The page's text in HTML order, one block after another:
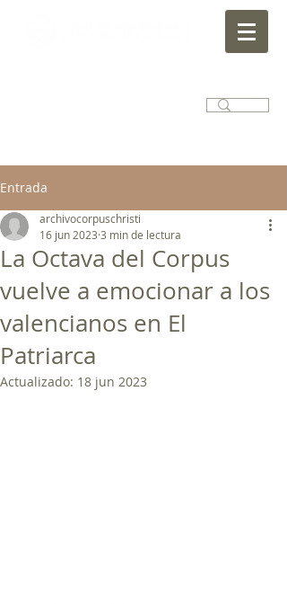
Entrada
La Octava del Corpus
vuelve a emocionar a los
valencianos en El
Patriarca
archivocorpuschristi
16 jun 2023 3 min de lectura
Actualizado: 18 jun 2023